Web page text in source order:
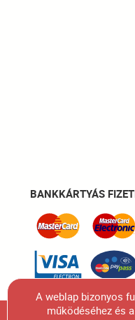
BANKKÁRTYÁS
A weblap bizonyos
működéséhez és